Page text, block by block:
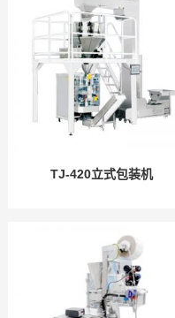
TJ-420立式包装机